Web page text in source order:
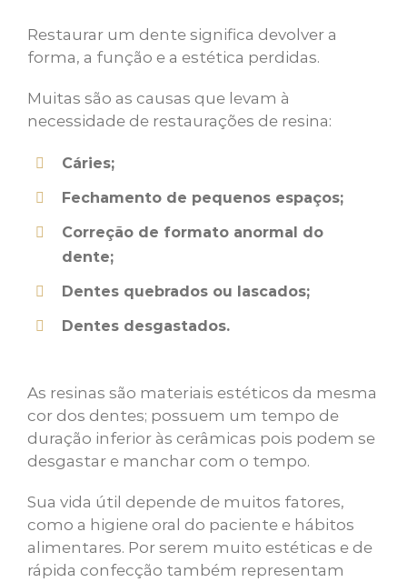
Restaurar um dente significa devolver a
forma, a função e a estética perdidas.
Muitas são as causas que levam à
necessidade de restaurações de resina:
Cáries;
Fechamento de pequenos espaços;
Correção de formato anormal do
dente;
Dentes quebrados ou lascados;
Dentes desgastados.
As resinas são materiais estéticos da mesma
cor dos dentes; possuem um tempo de
duração inferior às cerâmicas pois podem se
desgastar e manchar com o tempo.
Sua vida útil depende de muitos fatores,
como a higiene oral do paciente e hábitos
alimentares. Por serem muito estéticas e de
rápida confecção também representam